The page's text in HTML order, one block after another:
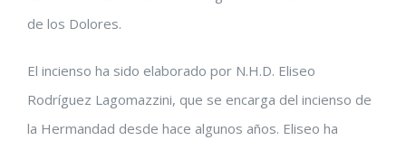
de los Dolores.
El incienso ha sido elaborado por N.H.D. Eliseo
Rodríguez Lagomazzini, que se encarga del incienso de
la Hermandad desde hace algunos años. Eliseo ha